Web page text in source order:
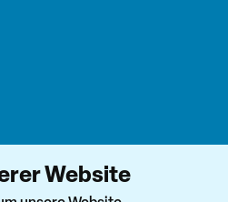
Website